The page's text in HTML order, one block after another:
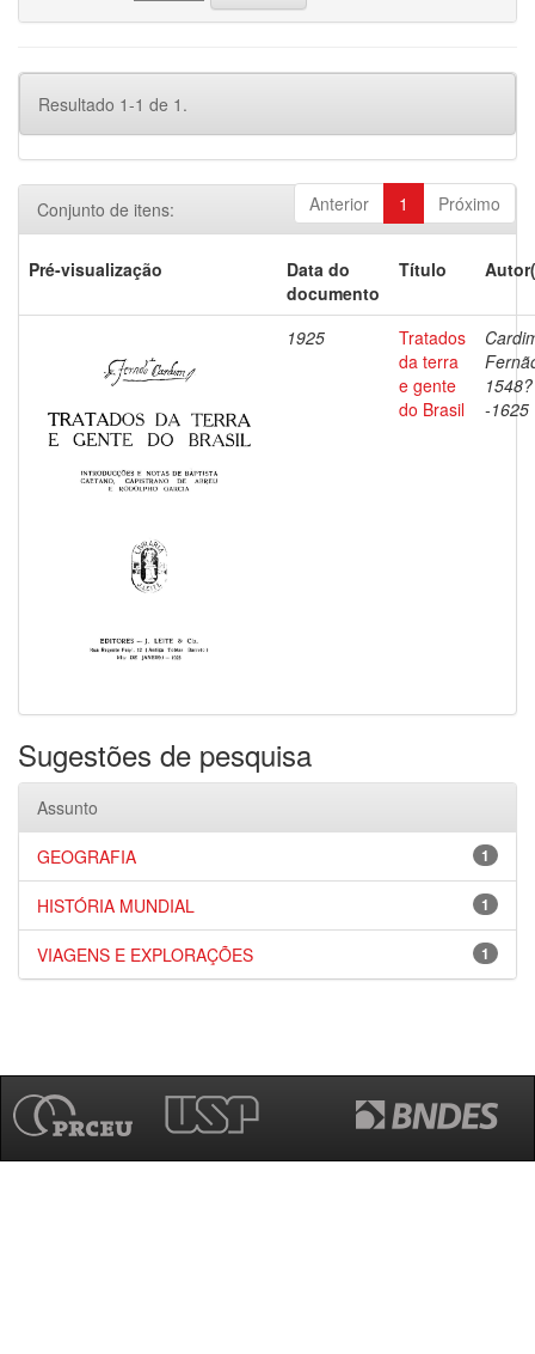
Resultado 1-1 de 1.
Anterior 1 Próximo
Conjunto de itens:
Pré-visualização
Data do
documento
Título
1925
Tratados
da terra
e gente
do Brasil
1548?
-1625
Sugestões de pesquisa
Assunto
1
GEOGRAFIA
1
HISTÓRIA MUNDIAL
1
VIAGENS E EXPLORAÇÕES